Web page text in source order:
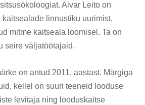
Aivar Leito on
linnustiku uurimist,
mitme kaitseala loomisel. Ta on
seire väljatöötajaid.
on antud 2011. aastast. Märgiga
kellel on suuri teeneid looduse
levitaja ning looduskaitse